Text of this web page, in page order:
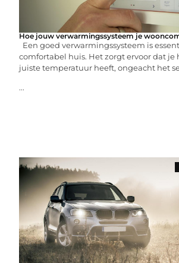
Hoe jouw verwarmingssysteem je
Een goed verwarmingssysteem is
comfortabel huis. Het zorgt ervoor dat je
juiste temperatuur heeft, ongeacht het
...